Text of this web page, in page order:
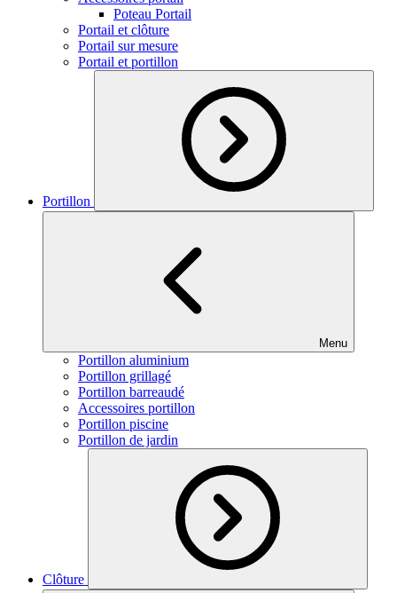
Poteau Portail
Portail et clôture
Portail sur mesure
Portail et portillon
Portillon
Menu
Portillon aluminium
Portillon grillagé
Portillon barreaudé
Accessoires portillon
Portillon piscine
Portillon de jardin
Clôture